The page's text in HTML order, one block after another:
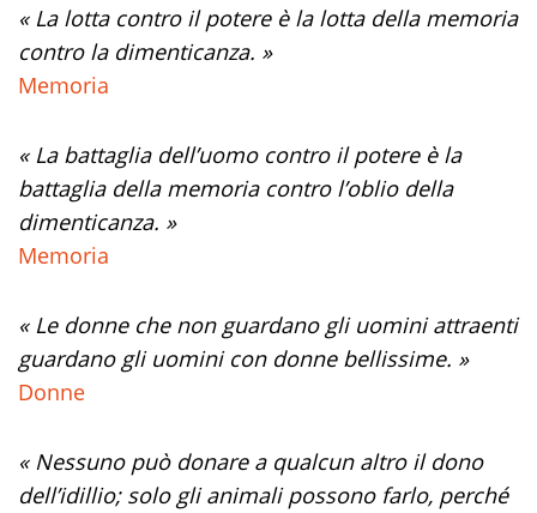
« La lotta contro il potere è la lotta della memoria
contro la dimenticanza. »
Memoria
« La battaglia dell’uomo contro il potere è la
battaglia della memoria contro l’oblio della
dimenticanza. »
Memoria
« Le donne che non guardano gli uomini attraenti
guardano gli uomini con donne bellissime. »
Donne
« Nessuno può donare a qualcun altro il dono
dell’idillio; solo gli animali possono farlo, perché